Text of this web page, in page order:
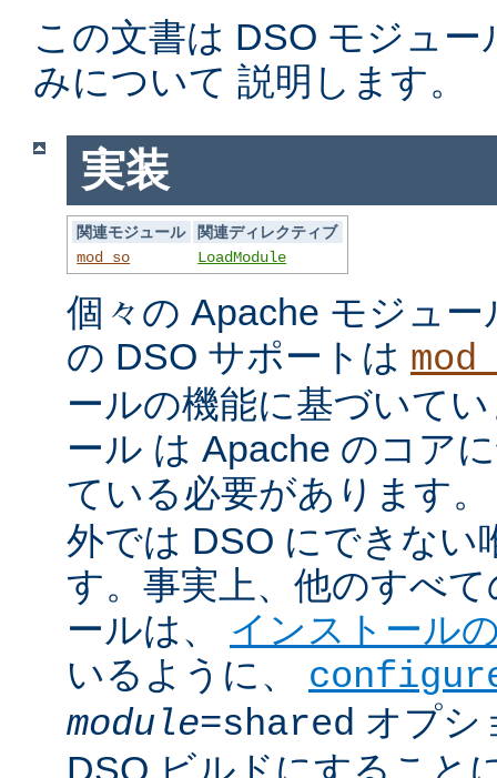
この文書は DSO モジュ
みについて 説明します。
実装
関連モジュール
関連ディレクティブ
mod_so
LoadModule
個々の Apache モジュ
の DSO サポートは
ールの機能に基づいて
ール は Apache のコア
ている必要があります
外では DSO にできない
す。事実上、他のすべ
ールは、 インストール
いるように、
module=shared オプシ
DSO ビルドにすること